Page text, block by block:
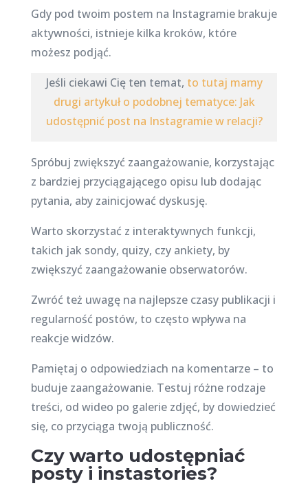
Gdy pod twoim postem na Instagramie brakuje
aktywności, istnieje kilka kroków, które
możesz podjąć.
Jeśli ciekawi Cię ten temat, to tutaj mamy
drugi artykuł o podobnej tematyce: Jak
udostępnić post na Instagramie w relacji?
Spróbuj zwiększyć zaangażowanie, korzystając
z bardziej przyciągającego opisu lub dodając
pytania, aby zainicjować dyskusję.
Warto skorzystać z interaktywnych funkcji,
takich jak sondy, quizy, czy ankiety, by
zwiększyć zaangażowanie obserwatorów.
Zwróć też uwagę na najlepsze czasy publikacji i
regularność postów, to często wpływa na
reakcje widzów.
Pamiętaj o odpowiedziach na komentarze – to
buduje zaangażowanie. Testuj różne rodzaje
treści, od wideo po galerie zdjęć, by dowiedzieć
się, co przyciąga twoją publiczność.
Czy warto udostępniać
posty i instastories?